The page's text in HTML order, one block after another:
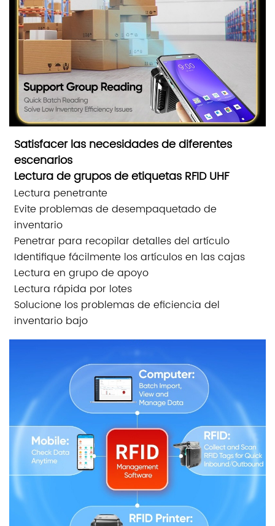
Satisfacer las necesidades de diferentes
escenarios
Lectura de grupos de etiquetas RFID UHF
Lectura penetrante
Evite problemas de desempaquetado de
inventario
Penetrar para recopilar detalles del artículo
Identifique fácilmente los artículos en las cajas
Lectura en grupo de apoyo
Lectura rápida por lotes
Solucione los problemas de eficiencia del
inventario bajo